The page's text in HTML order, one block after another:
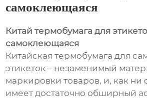
самоклеющаяся
Китай термобумага для
самоклеющаяся
Китайская термобумага для
этикеток – незаменимый
маркировки товаров, и, как ни
имеет достаточно обширный